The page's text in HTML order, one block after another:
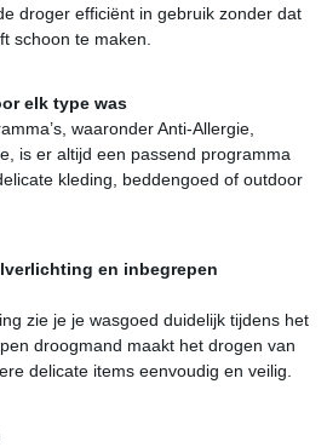
droger efficiënt in gebruik zonder dat
schoon te maken.
elk type was
waaronder Anti-Allergie,
is er altijd een passend programma
kleding, beddengoed of outdoor
en inbegrepen
zie je je wasgoed duidelijk tijdens het
droogmand maakt het drogen van
delicate items eenvoudig en veilig.